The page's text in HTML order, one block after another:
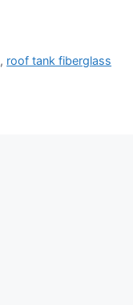
, roof tank fiberglass